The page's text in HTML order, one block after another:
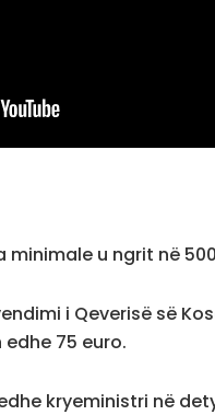
minimale u ngrit në
i Qeverisë së
75 euro.
kryeministri në